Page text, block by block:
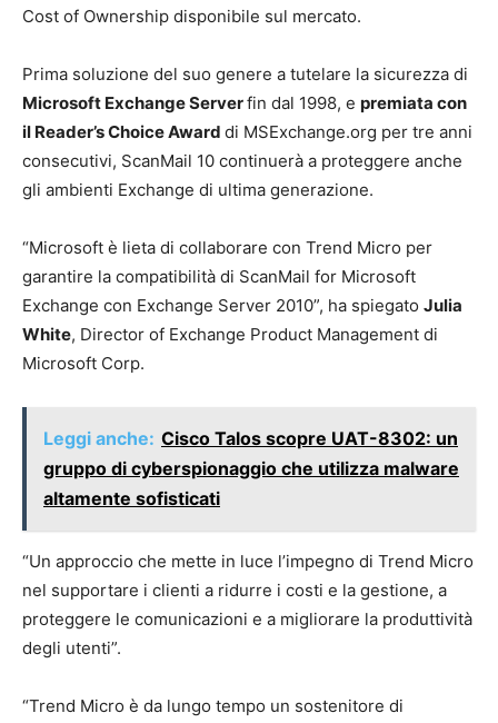
Cost of Ownership disponibile sul mercato.
Prima soluzione del suo genere a tutelare la sicurezza di
Microsoft Exchange Serverfin dal 1998, e premiata con
il Reader’s Choice Award di MSExchange.org per tre anni
consecutivi, ScanMail 10 continuerà a proteggere anche
gli ambienti Exchange di ultima generazione.
“Microsoft è lieta di collaborare con Trend Micro per
garantire la compatibilità di ScanMail for Microsoft
Exchange con Exchange Server 2010”, ha spiegato Julia
White, Director of Exchange Product Management di
Microsoft Corp.
Leggi anche: Cisco Talos scopre UAT-8302: un
gruppo di cyberspionaggio che utilizza malware
altamente sofisticati
“Un approccio che mette in luce l’impegno di Trend Micro
nel supportare i clienti a ridurre i costi e la gestione, a
proteggere le comunicazioni e a migliorare la produttività
degli utenti”.
“Trend Micro è da lungo tempo un sostenitore di